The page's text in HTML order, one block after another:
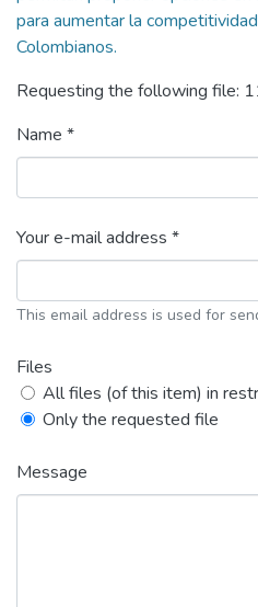
para aumentar la
Colombianos.
Requesting the following
Name *
Your e-mail address *
This email address is used for
Files
All files (of this item) in
Only the requested file
Message